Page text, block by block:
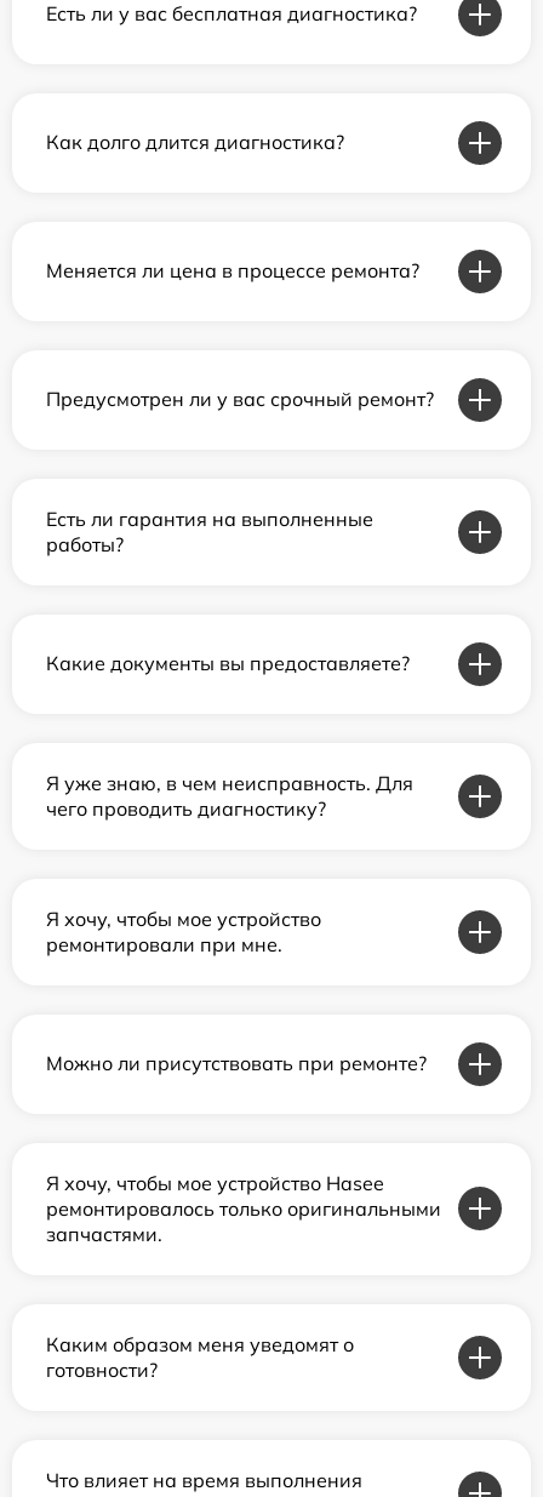
Есть ли у вас бесплатная диагностика?
Как долго длится диагностика?
Меняется ли цена в процессе ремонта?
Предусмотрен ли у вас срочный ремонт?
Есть ли гарантия на выполненные
работы?
Какие документы вы предоставляете?
Я уже знаю, в чем неисправность. Для
чего проводить диагностику?
Я хочу, чтобы мое устройство
ремонтировали при мне.
Можно ли присутствовать при ремонте?
Я хочу, чтобы мое устройство Hasee
ремонтировалось только оригинальными
запчастями.
Каким образом меня уведомят о
готовности?
Что влияет на время выполнения